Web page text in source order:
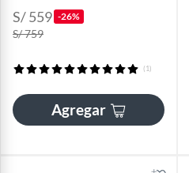
S/ 559 -26%
S/ 759
(1)
Agregar